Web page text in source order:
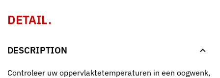
DETAIL.
DESCRIPTION
Controleer uw oppervlaktetemperaturen in een oogwenk,